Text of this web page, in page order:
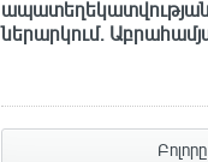
ներարկում․
Բոլորը